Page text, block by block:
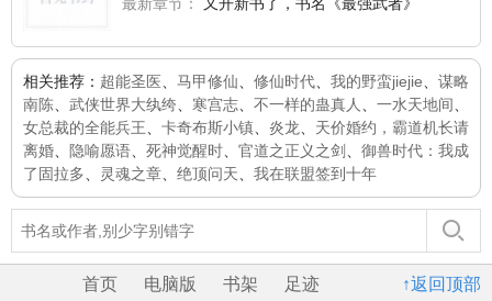
相关推荐： 超能圣医 马甲修仙 修仙时代 我的野蛮jiejie
谋略
南陈
武侠世界大纨绔 寒宫志 不一样的蛊真人 一水天地间
女总裁的全能兵王
卡奇布斯小镇 炎龙
天价婚约，霸道机长请
离婚
隐喻愿语 死神觉醒时 官道之正义之剑
御兽时代：我成
了固拉多
灵魂之章 绝顶问天 我在联盟签到十年
↑返回顶部
首页 电脑版 书架 足迹